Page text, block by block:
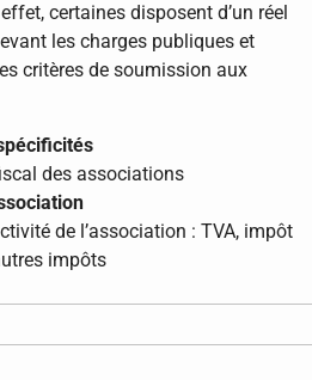
certaines disposent d’un réel
les charges publiques et
critères de soumission aux
des associations
de l’association : TVA, impôt
impôts